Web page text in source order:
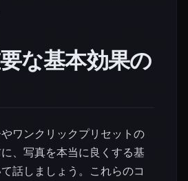
な基本効果の
ワンクリックプリセットの
、写真を本当に良くする基
話しましょう。これらのコ